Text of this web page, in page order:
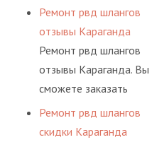
предприятия.
разовой основе либо на
условиях
долговременного
комплексного
обслуживания
предприятия.
Ремонт рвд шлангов
отзывы Караганда
Ремонт рвд шлангов
отзывы Караганда. Вы
сможете заказать
сервис РВД на разовой
основе либо на
Ремонт рвд шлангов
скидки Караганда